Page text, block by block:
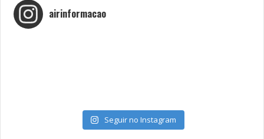
airinformacao
Seguir no Instagram